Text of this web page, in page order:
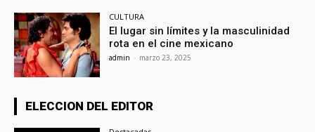
CULTURA
El lugar sin límites y la masculinidad
rota en el cine mexicano
admin - marzo 23, 2025
ELECCION DEL EDITOR